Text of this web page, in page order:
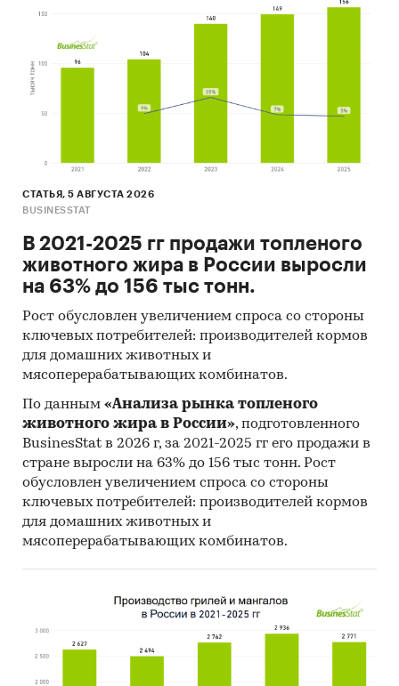
Прогноз развития рынка наборов для
оказания первой помощи
Составлен прогноз развития рынка наборов
для оказания первой помощи (производства,
поправкой на мнения экспертов,
макроэкономические тренды, изменения в
регулировании отрасли и т.д.
Фактическое количество страниц может
отличаться от указанного.
Категории: Потребительские товары /
Аптеки / Медицинские изделия
Россия
СТАТЬЯ, 5 АВГУСТА 2026
BUSINESSTAT
В 2021-2025 гг продажи топленого
животного жира в России выросли
на 63% до 156 тыс тонн.
Рост обусловлен увеличением спроса со стороны
ключевых потребителей: производителей кормов
для домашних животных и
мясоперерабатывающих комбинатов.
По данным «Анализа рынка топленого
животного жира в России», подготовленного
BusinesStat в 2026 г, за 2021-2025 гг его продажи в
стране выросли на 63% до 156 тыс тонн. Рост
обусловлен увеличением спроса со стороны
ключевых потребителей: производителей кормов
для домашних животных и
мясоперерабатывающих комбинатов.